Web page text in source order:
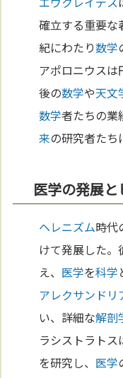
確立する重要な
紀にわたり数学
アポロニウスは
後の数学や天文
数学者たちの業
来の研究者たち
医学の発展
ヘレニズム時代
けて発展した。
え、 医学を科学
アレクサンドリ
い、詳細な解剖
ラシストラトス
を研究し、 医学